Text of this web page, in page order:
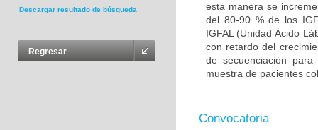
Descargar resultado de búsqueda
Regresar
esta manera se
del 80-90 % de los
IGFAL (Unidad Ácido
con retardo del
de secuenciación
muestra de pacientes
Convocatoria